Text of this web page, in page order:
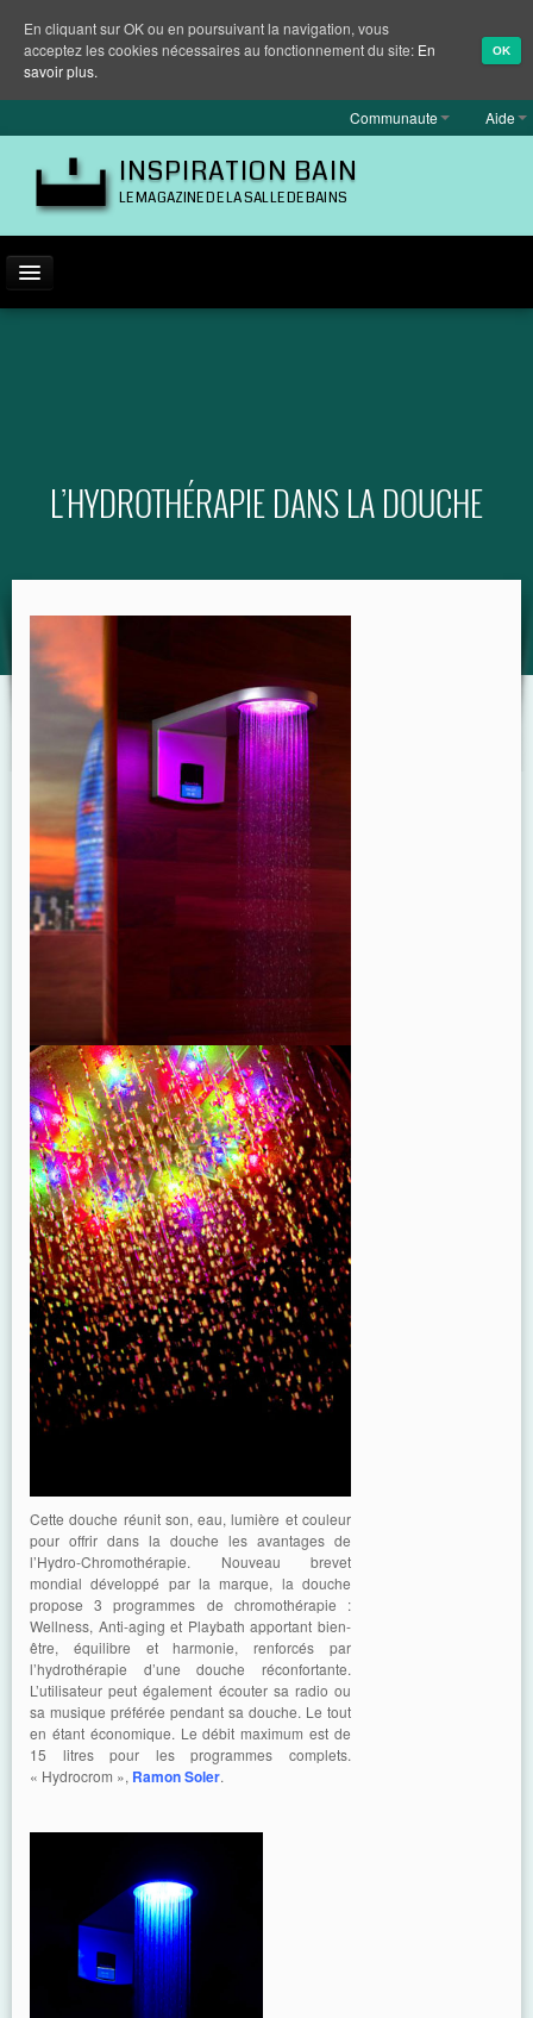
Communaute Aide
INSPIRATION BAIN
LE MAGAZINE DE LA SALLE DE BAINS
GUIDE
L’HYDROTHÉRAPIE DANS LA DOUCHE
Cette douche réunit son, eau, lumière et couleur
pour offrir dans la douche les avantages de
l’Hydro-Chromothérapie. Nouveau brevet
mondial développé par la marque, la douche
propose 3 programmes de chromothérapie :
Wellness, Anti-aging et Playbath apportant bien-
être, équilibre et harmonie, renforcés par
l’hydrothérapie d’une douche réconfortante.
L’utilisateur peut également écouter sa radio ou
sa musique préférée pendant sa douche. Le tout
en étant économique. Le débit maximum est de
15 litres pour les programmes complets.
« Hydrocrom », Ramon Soler.
En cliquant sur OK ou en poursuivant la navigation, vous
acceptez les cookies nécessaires au fonctionnement du site: En
savoir plus.
OK